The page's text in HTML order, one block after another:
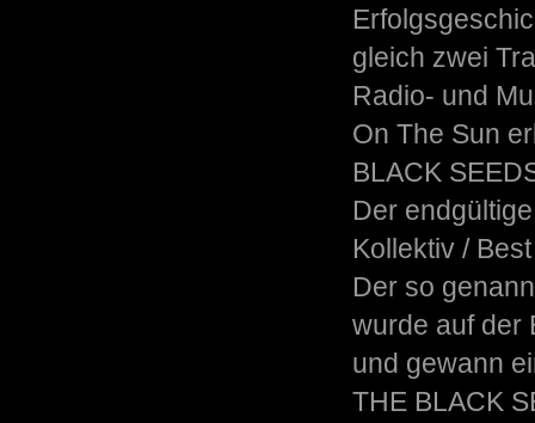
gleich zwei
Radio- und
On The Sun
BLACK
Der
Kollektiv /
Der so
wurde auf der
und gewann
THE BLACK